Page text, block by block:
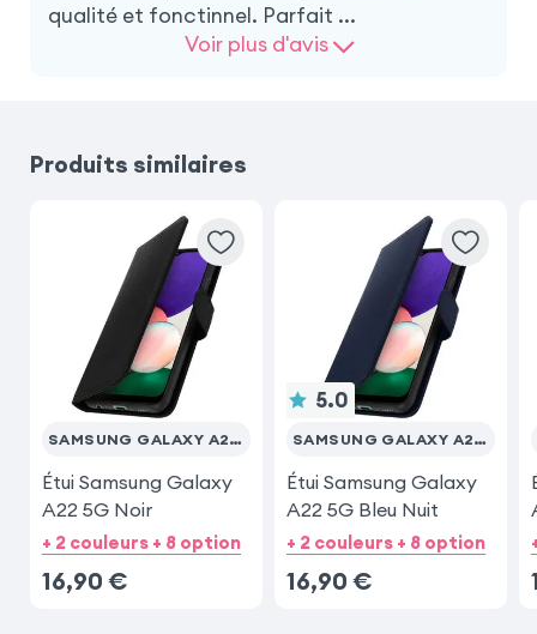
Samsung Galaxy A04s
Samsung Galaxy A52s
Samsung Galaxy A52
qualité et fonctinnel. Parfait ...
Voir plus d'avis
Produits similaires
SAMSUNG GALAXY A22 5G
Étui Samsung Galaxy
A22 5G Noir
+ 2 couleurs + 8 option
16,90 €
5.0
SAMSUNG GALAXY A22 5G
Étui Samsung Galaxy
A22 5G Bleu Nuit
+ 2 couleurs + 8 option
16,90 €